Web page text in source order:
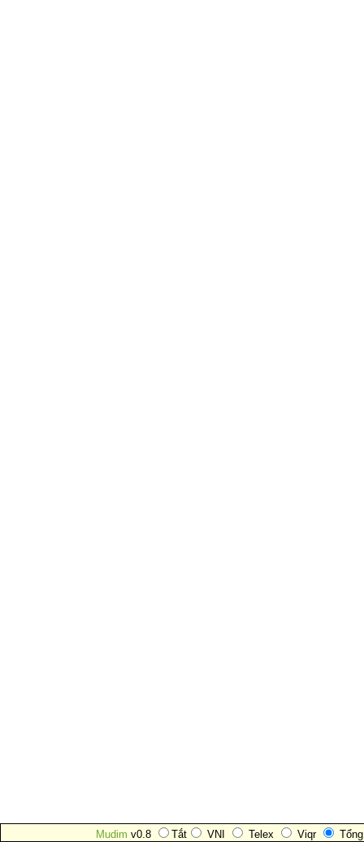
Mudim v0.8 Tắt VNI Telex Viqr